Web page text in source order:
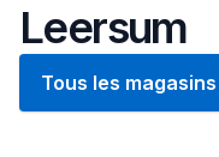
Leersum
Tous les magasins